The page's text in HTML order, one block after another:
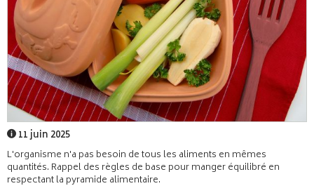
11 juin 2025
L'organisme n'a pas besoin de tous les aliments en mêmes
quantités. Rappel des règles de base pour manger équilibré en
respectant la pyramide alimentaire.